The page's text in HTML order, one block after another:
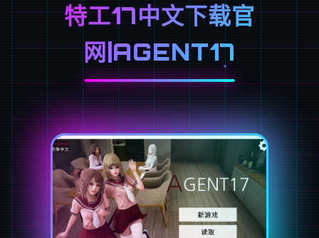
特工17中文下载官
网|AGENT17